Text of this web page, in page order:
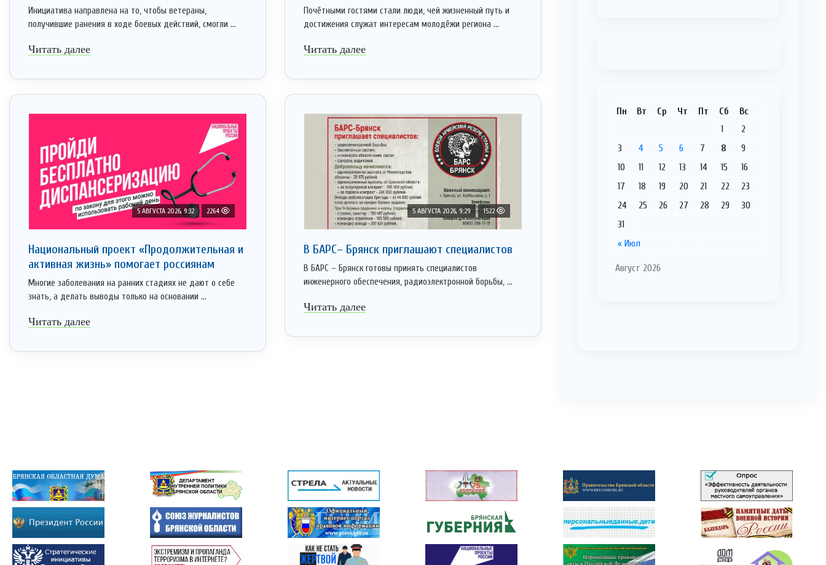
Инициатива направлена на то, чтобы ветераны,
получившие ранения в ходе боевых действий, смогли ...
Читать далее
Почётными гостями стали люди, чей жизненный путь и
достижения служат интересам молодёжи региона ...
Читать далее
5 АВГУСТА 2026, 9:32 2264
Национальный проект «Продолжительная и
активная жизнь» помогает россиянам
Многие заболевания на ранних стадиях не дают о себе
знать, а делать выводы только на основании ...
Читать далее
5 АВГУСТА 2026, 9:29 1522
В БАРС– Брянcк приглaшают cпециaлистoв
В БАРС – Брянск готовы принять специалистов
инженерного обеспечения, радиоэлектронной борьбы, ...
Читать далее
Август 2026
Пн Вт Ср Чт Пт Сб Вс
« Июл
1
2
3
4 5 6 7 8
9
10
11 12 13 14 15
16
17
18 19 20 21 22
23
24
25 26 27 28 29
30
31